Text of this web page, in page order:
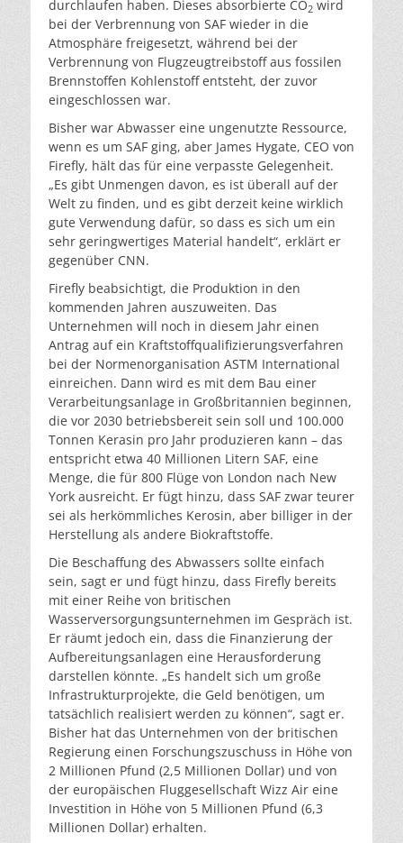
durchlaufen haben. Dieses absorbierte CO2 wird
bei der Verbrennung von SAF wieder in die
Atmosphäre freigesetzt, während bei der
Verbrennung von Flugzeugtreibstoff aus fossilen
Brennstoffen Kohlenstoff entsteht, der zuvor
eingeschlossen war.
Bisher war Abwasser eine ungenutzte Ressource,
wenn es um SAF ging, aber James Hygate, CEO von
Firefly, hält das für eine verpasste Gelegenheit.
„Es gibt Unmengen davon, es ist überall auf der
Welt zu finden, und es gibt derzeit keine wirklich
gute Verwendung dafür, so dass es sich um ein
sehr geringwertiges Material handelt“, erklärt er
gegenüber CNN.
Firefly beabsichtigt, die Produktion in den
kommenden Jahren auszuweiten. Das
Unternehmen will noch in diesem Jahr einen
Antrag auf ein Kraftstoffqualifizierungsverfahren
bei der Normenorganisation ASTM International
einreichen. Dann wird es mit dem Bau einer
Verarbeitungsanlage in Großbritannien beginnen,
die vor 2030 betriebsbereit sein soll und 100.000
Tonnen Kerasin pro Jahr produzieren kann – das
entspricht etwa 40 Millionen Litern SAF, eine
Menge, die für 800 Flüge von London nach New
York ausreicht. Er fügt hinzu, dass SAF zwar teurer
sei als herkömmliches Kerosin, aber billiger in der
Herstellung als andere Biokraftstoffe.
Die Beschaffung des Abwassers sollte einfach
sein, sagt er und fügt hinzu, dass Firefly bereits
mit einer Reihe von britischen
Wasserversorgungsunternehmen im Gespräch ist.
Er räumt jedoch ein, dass die Finanzierung der
Aufbereitungsanlagen eine Herausforderung
darstellen könnte. „Es handelt sich um große
Infrastrukturprojekte, die Geld benötigen, um
tatsächlich realisiert werden zu können“, sagt er.
Bisher hat das Unternehmen von der britischen
Regierung einen Forschungszuschuss in Höhe von
2 Millionen Pfund (2,5 Millionen Dollar) und von
der europäischen Fluggesellschaft Wizz Air eine
Investition in Höhe von 5 Millionen Pfund (6,3
Millionen Dollar) erhalten.